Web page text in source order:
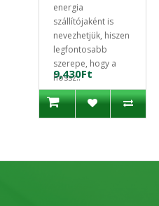
energia
szállítójaként is
nevezhetjük, hiszen
legfontosabb
szerepe, hogy a
hossz..
9,430Ft